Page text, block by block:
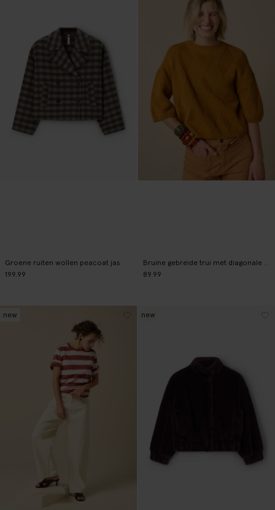
Groene ruiten wollen peacoat jas
199.99
Bruine gebreide trui met diagonale ruiten
89.99
new new